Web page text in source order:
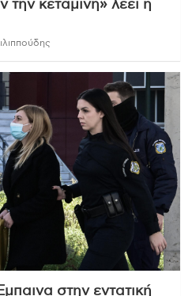
την κεταμίνη» λέει η
στην εντατική